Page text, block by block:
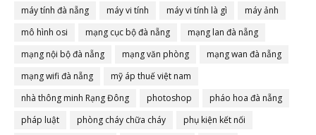
máy tính đà nẵng
máy vi tính máy vi tính là gì
máy ảnh
mô hình osi
mạng cục bộ đà nẵng
mạng lan đà nẵng
mạng nội bộ đà nẵng
mạng văn phòng
mạng wan đà nẵng
mạng wifi đà nẵng
mỹ áp thuế việt nam
nhà thông minh Rạng Đông
photoshop
pháo hoa đà nẵng
pháp luật
phòng cháy chữa cháy
phụ kiện kết nối